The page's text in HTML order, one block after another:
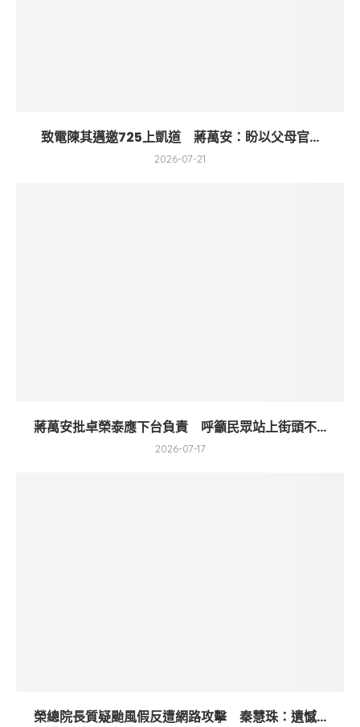
致電陳其邁邀725上凱道 蔣萬安：盼以父母官...
2026-07-21
蔣萬安批卓榮泰應下台負責 呼籲民眾站上街頭不...
2026-07-17
榮總院長質疑颱風假反遭網路攻擊 秦慧珠：遺憾...